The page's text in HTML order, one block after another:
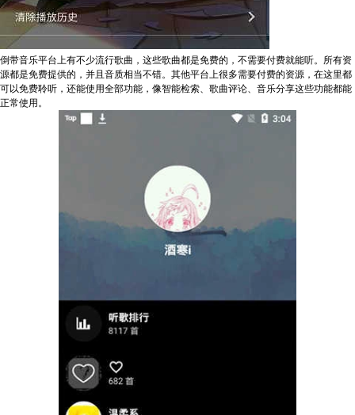
倒带音乐平台上有不少流行歌曲，这些歌曲都是免费的，不需要付费就能听。所有资
源都是免费提供的，并且音质相当不错。其他平台上很多需要付费的资源，在这里都
可以免费聆听，还能使用全部功能，像智能检索、歌曲评论、音乐分享这些功能都能
正常使用。